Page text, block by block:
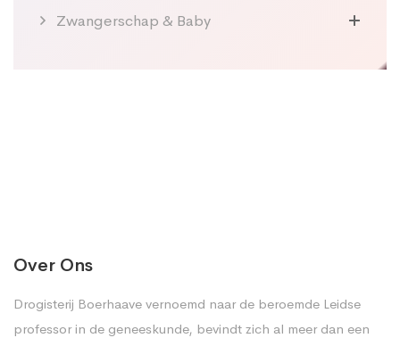
Zwangerschap & Baby
Over Ons
Drogisterij Boerhaave vernoemd naar de beroemde Leidse
professor in de geneeskunde, bevindt zich al meer dan een